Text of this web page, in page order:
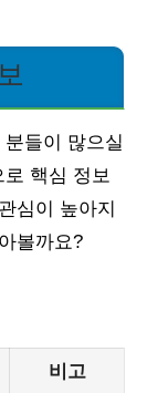
들이 많으실
핵심 정보
심이 높아지
볼까요?
비고